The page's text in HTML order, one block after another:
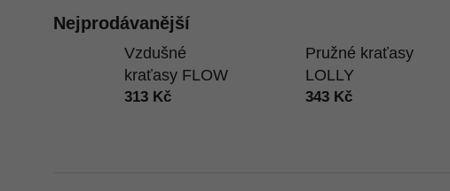
Nejprodávanější
Vzdušné
kraťasy FLOW
313 Kč
Pružné kraťasy
LOLLY
343 Kč